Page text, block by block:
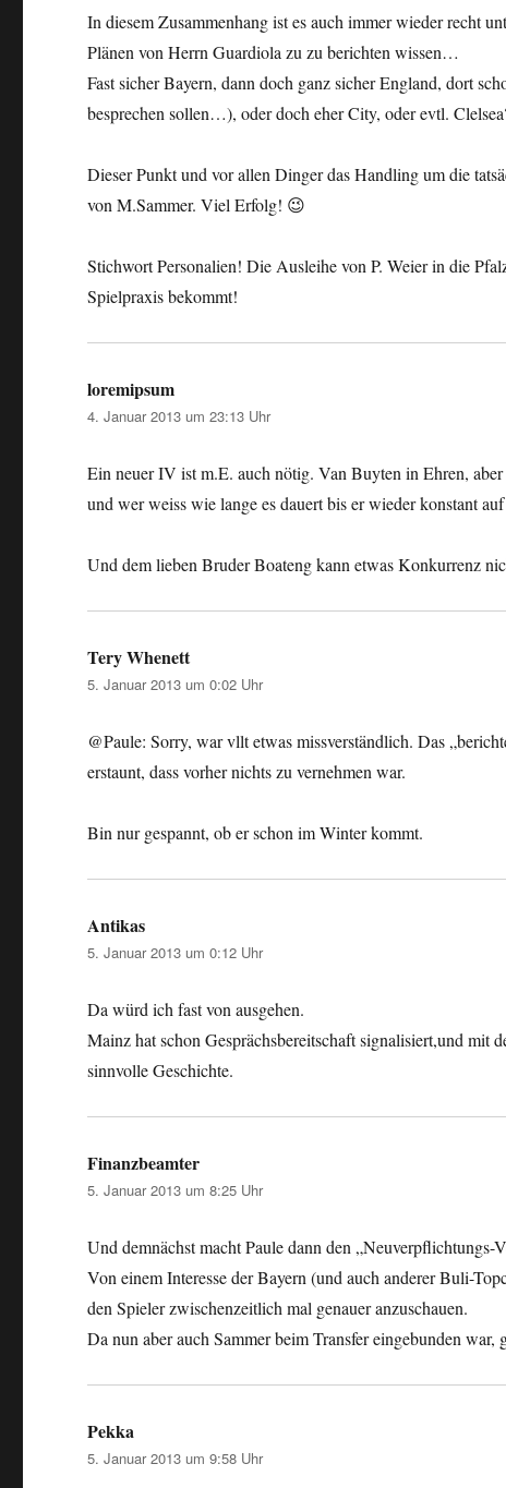
In diesem Zusammenhang ist es auch immer wieder recht
Plänen von Herrn Guardiola zu zu berichten wissen…
Fast sicher Bayern, dann doch ganz sicher England, dort
besprechen sollen…), oder doch eher City, oder evtl.
Dieser Punkt und vor allen Dinger das Handling um die
von M.Sammer. Viel Erfolg! 😉
Stichwort Personalien! Die Ausleihe von P. Weier in die
Spielpraxis bekommt!
loremipsum
4. Januar 2013 um 23:13 Uhr
Ein neuer IV ist m.E. auch nötig. Van Buyten in Ehren,
und wer weiss wie lange es dauert bis er wieder konstant
Und dem lieben Bruder Boateng kann etwas Konkurrenz
Tery Whenettsagt:
5. Januar 2013 um 0:02 Uhr
@Paule: Sorry, war vllt etwas missverständlich. Das
erstaunt, dass vorher nichts zu vernehmen war.
Bin nur gespannt, ob er schon im Winter kommt.
Antikas
5. Januar 2013 um 0:12 Uhr
Da würd ich fast von ausgehen.
Mainz hat schon Gesprächsbereitschaft signalisiert,und mit
sinnvolle Geschichte.
Finanzbeamter
5. Januar 2013 um 8:25 Uhr
Und demnächst macht Paule dann den „Neuverpflichtungs-
Von einem Interesse der Bayern (und auch anderer Buli-
den Spieler zwischenzeitlich mal genauer anzuschauen.
Da nun aber auch Sammer beim Transfer eingebunden
Pekka
5. Januar 2013 um 9:58 Uhr